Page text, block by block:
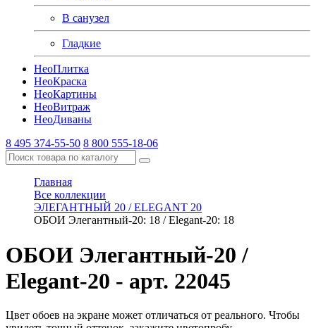
В санузел
Гладкие
НеоПлитка
НеоКраска
НеоКартины
НеоВитраж
НеоДиваны
8 495 374-55-50 8 800 555-18-06
Главная
Все коллекции
ЭЛЕГАНТНЫЙ 20 / ELEGANT 20
ОБОИ Элегантный-20: 18 / Elegant-20: 18
ОБОИ Элегантный-20 /
Elegant-20 - арт. 22045
Цвет обоев на экране может отличаться от реального. Чтобы